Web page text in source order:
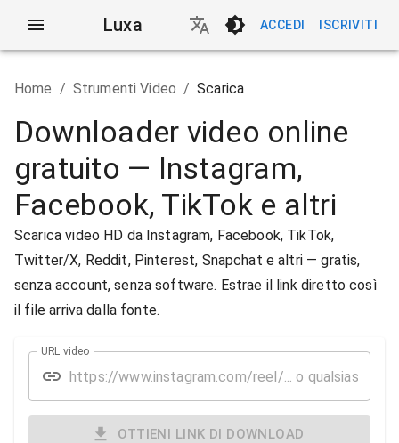
Luxa ACCEDI ISCRIVITI
Home / Strumenti Video / Scarica
Downloader video online
gratuito — Instagram,
Facebook, TikTok e altri
Scarica video HD da Instagram, Facebook, TikTok,
Twitter/X, Reddit, Pinterest, Snapchat e altri — gratis,
senza account, senza software. Estrae il link diretto così
il file arriva dalla fonte.
URL video
OTTIENI LINK DI DOWNLOAD